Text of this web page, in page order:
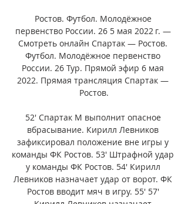
Ростов. Футбол. Молодёжное
первенство России. 26 5 мая 2022 г. —
Смотреть онлайн Спартак — Ростов.
Футбол. Молодёжное первенство
России. 26 Тур. Прямой эфир 6 мая
2022. Прямая трансляция Спартак —
Ростов.
52' Спартак М выполнит опасное
вбрасывание. Кирилл Левников
зафиксировал положение вне игры у
команды ФК Ростов. 53' Штрафной удар
у команды ФК Ростов. 54' Кирилл
Левников назначает удар от ворот. ФК
Ростов вводит мяч в игру. 55' 57'